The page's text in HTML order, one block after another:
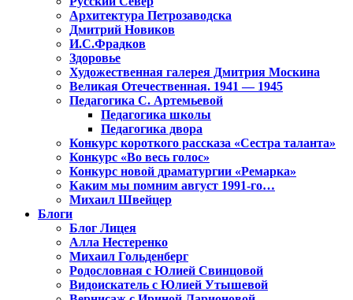
Архитектура Петрозаводска
Дмитрий Новиков
И.С.Фрадков
Здоровье
Художественная галерея Дмитрия Москина
Великая Отечественная. 1941 — 1945
Педагогика С. Артемьевой
Педагогика школы
Педагогика двора
Конкурс короткого рассказа «Сестра таланта»
Конкурс «Во весь голос»
Конкурс новой драматургии «Ремарка»
Каким мы помним август 1991-го…
Михаил Швейцер
Блоги
Блог Лицея
Алла Нестеренко
Михаил Гольденберг
Родословная с Юлией Свинцовой
Видоискатель с Юлией Утышевой